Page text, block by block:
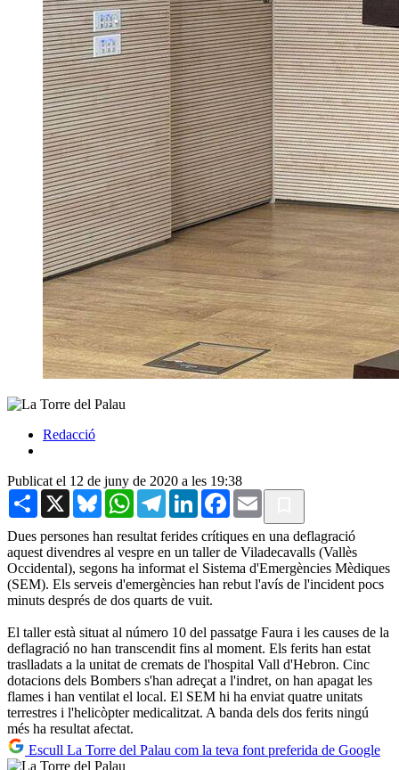
Redacció
Publicat el 12 de juny de 2020 a les 19:38
Share X BlueskyWhatsAppTelegramLinkedInFacebook
Email
Dues persones han resultat ferides crítiques en una deflagració
aquest divendres al vespre en un taller de Viladecavalls (Vallès
Occidental), segons ha informat el Sistema d'Emergències Mèdiques
(SEM). Els serveis d'emergències han rebut l'avís de l'incident pocs
minuts després de dos quarts de vuit.
El taller està situat al número 10 del passatge Faura i les causes de la
deflagració no han transcendit fins al moment. Els ferits han estat
traslladats a la unitat de cremats de l'hospital Vall d'Hebron. Cinc
dotacions dels Bombers s'han adreçat a l'indret, on han apagat les
flames i han ventilat el local. El SEM hi ha enviat quatre unitats
terrestres i l'helicòpter medicalitzat. A banda dels dos ferits ningú
més ha resultat afectat.
Escull La Torre del Palau com la teva font preferida de Google